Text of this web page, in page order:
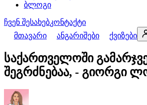
ბლოგი
ჩვენ შესახებკონტაქტი
მთავარი
ანგარიშები ქვიზები
საქართველოში
შეგრძნებაა, - გიორგი